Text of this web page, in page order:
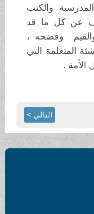
والكتب
عن كل ما قد
وفضحه ،
المتعلمة التي
.
التالي >